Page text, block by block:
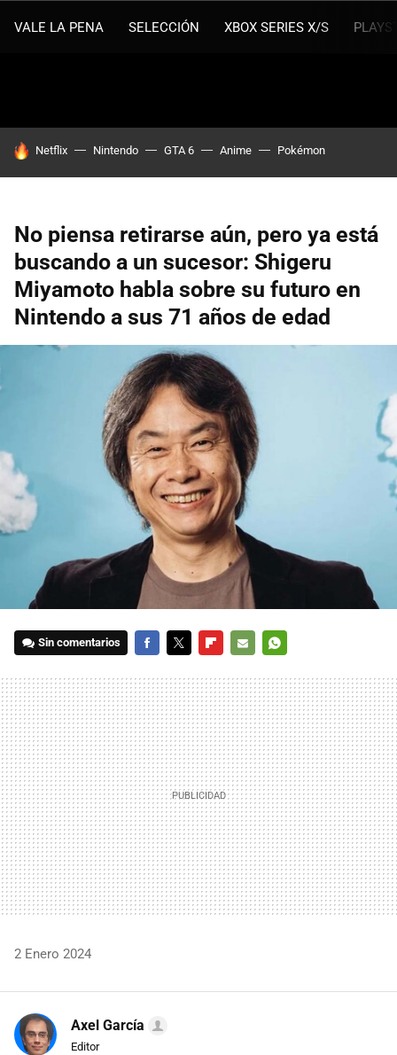
VALE LA PENA SELECCIÓN XBOX SERIES X/S
HOY SE HABLA DE
Netflix Nintendo GTA 6 Anime Pokémon
No piensa retirarse aún, pero ya está
buscando a un sucesor: Shigeru
Miyamoto habla sobre su futuro en
Nintendo a sus 71 años de edad
Sin comentarios
MAIL
2 Enero 2024
Axel García
Editor